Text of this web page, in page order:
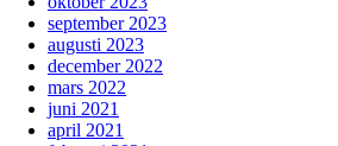
september 2023
augusti 2023
december 2022
mars 2022
juni 2021
april 2021